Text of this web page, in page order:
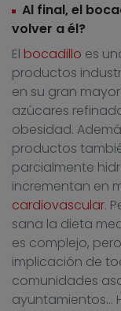
Al final, el
volver a él?
El bocadillo es
productos
en su gran
azúcares
obesidad.
productos
parcialmente
incrementan en
cardiovascular.
sana la dieta
es complejo,
implicación de
comunidades
ayuntamientos…